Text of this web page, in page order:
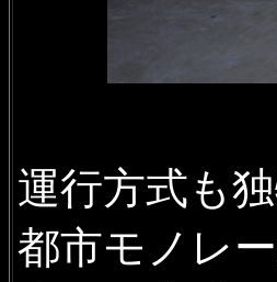
運行方式も
都市モノレ